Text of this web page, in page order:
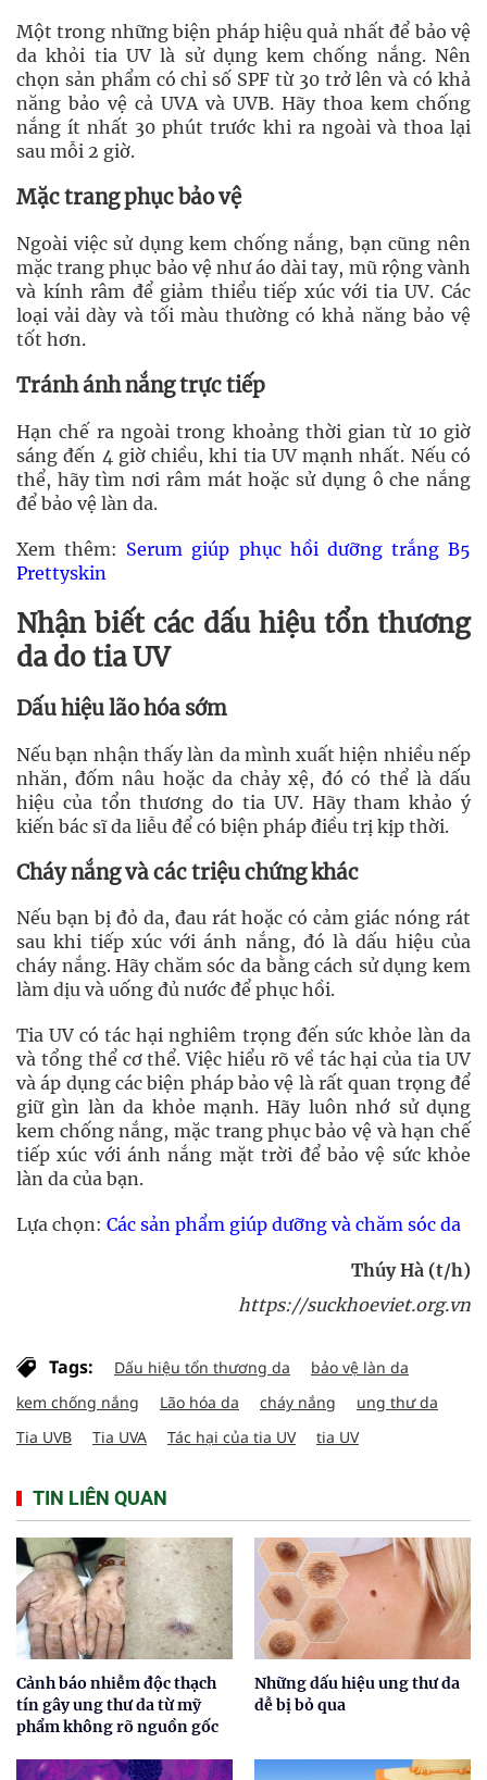
Một trong những biện pháp hiệu quả nhất để bảo vệ
da khỏi tia UV là sử dụng kem chống nắng. Nên
chọn sản phẩm có chỉ số SPF từ 30 trở lên và có khả
năng bảo vệ cả UVA và UVB. Hãy thoa kem chống
nắng ít nhất 30 phút trước khi ra ngoài và thoa lại
sau mỗi 2 giờ.
Mặc trang phục bảo vệ
Ngoài việc sử dụng kem chống nắng, bạn cũng nên
mặc trang phục bảo vệ như áo dài tay, mũ rộng vành
và kính râm để giảm thiểu tiếp xúc với tia UV. Các
loại vải dày và tối màu thường có khả năng bảo vệ
tốt hơn.
Tránh ánh nắng trực tiếp
Hạn chế ra ngoài trong khoảng thời gian từ 10 giờ
sáng đến 4 giờ chiều, khi tia UV mạnh nhất. Nếu có
thể, hãy tìm nơi râm mát hoặc sử dụng ô che nắng
để bảo vệ làn da.
Xem thêm: Serum giúp phục hồi dưỡng trắng B5
Prettyskin
Nhận biết các dấu hiệu tổn thương
da do tia UV
Dấu hiệu lão hóa sớm
Nếu bạn nhận thấy làn da mình xuất hiện nhiều nếp
nhăn, đốm nâu hoặc da chảy xệ, đó có thể là dấu
hiệu của tổn thương do tia UV. Hãy tham khảo ý
kiến bác sĩ da liễu để có biện pháp điều trị kịp thời.
Cháy nắng và các triệu chứng khác
Nếu bạn bị đỏ da, đau rát hoặc có cảm giác nóng rát
sau khi tiếp xúc với ánh nắng, đó là dấu hiệu của
cháy nắng. Hãy chăm sóc da bằng cách sử dụng kem
làm dịu và uống đủ nước để phục hồi.
Tia UV có tác hại nghiêm trọng đến sức khỏe làn da
và tổng thể cơ thể. Việc hiểu rõ về tác hại của tia UV
và áp dụng các biện pháp bảo vệ là rất quan trọng để
giữ gìn làn da khỏe mạnh. Hãy luôn nhớ sử dụng
kem chống nắng, mặc trang phục bảo vệ và hạn chế
tiếp xúc với ánh nắng mặt trời để bảo vệ sức khỏe
làn da của bạn.
Lựa chọn: Các sản phẩm giúp dưỡng và chăm sóc da
Thúy Hà (t/h)
https://suckhoeviet.org.vn
Tags: Dấu hiệu tổn thương da
bảo vệ làn da
kem chống nắng
Lão hóa da cháy nắng
ung thư da
Tia UVB
Tia UVA Tác hại của tia UV tia UV
TIN LIÊN QUAN
Cảnh báo nhiễm độc thạch
tín gây ung thư da từ mỹ
phẩm không rõ nguồn gốc
Những dấu hiệu ung thư da
dễ bị bỏ qua